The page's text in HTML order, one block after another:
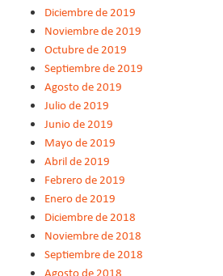
Diciembre de 2019
Noviembre de 2019
Octubre de 2019
Septiembre de 2019
Agosto de 2019
Julio de 2019
Junio de 2019
Mayo de 2019
Abril de 2019
Febrero de 2019
Enero de 2019
Diciembre de 2018
Noviembre de 2018
Septiembre de 2018
Agosto de 2018